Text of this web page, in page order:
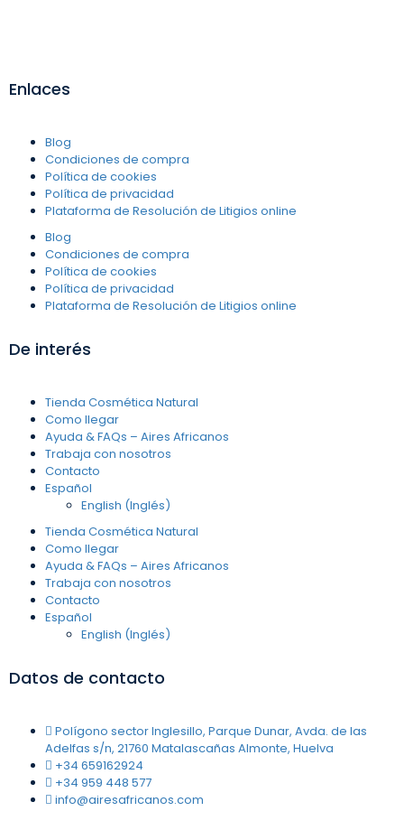
Enlaces
Blog
Condiciones de compra
Política de cookies
Política de privacidad
Plataforma de Resolución de Litigios online
Blog
Condiciones de compra
Política de cookies
Política de privacidad
Plataforma de Resolución de Litigios online
De interés
Tienda Cosmética Natural
Como llegar
Ayuda & FAQs – Aires Africanos
Trabaja con nosotros
Contacto
Español
English (Inglés)
Tienda Cosmética Natural
Como llegar
Ayuda & FAQs – Aires Africanos
Trabaja con nosotros
Contacto
Español
English (Inglés)
Datos de contacto
Polígono sector Inglesillo, Parque Dunar, Avda. de las
Adelfas s/n, 21760 Matalascañas Almonte, Huelva
+34 659162924
+34 959 448 577
info@airesafricanos.com